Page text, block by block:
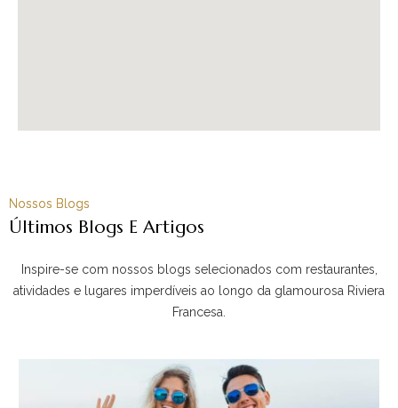
Nossos Blogs
Últimos Blogs E Artigos
Inspire-se com nossos blogs selecionados com restaurantes,
atividades e lugares imperdíveis ao longo da glamourosa Riviera
Francesa.